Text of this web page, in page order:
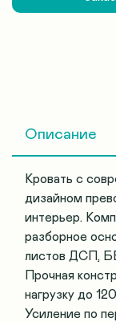
Описание
Кровать с
дизайном
интерьер.
разборное
листов ДСП,
Прочная
нагрузку до
Усиление по